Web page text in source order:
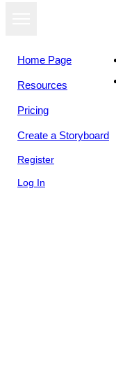
Home Page
Resources
Pricing
Create a Storyboard
Register
Log In
View as
slideshow